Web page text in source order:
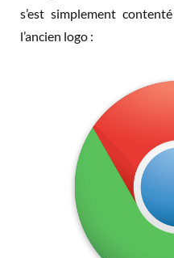
s’est simplement
l’ancien logo :